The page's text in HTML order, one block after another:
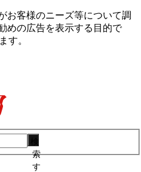
お客様のニーズ等について調
めの広告を表⽰する⽬的で
す。
索
す